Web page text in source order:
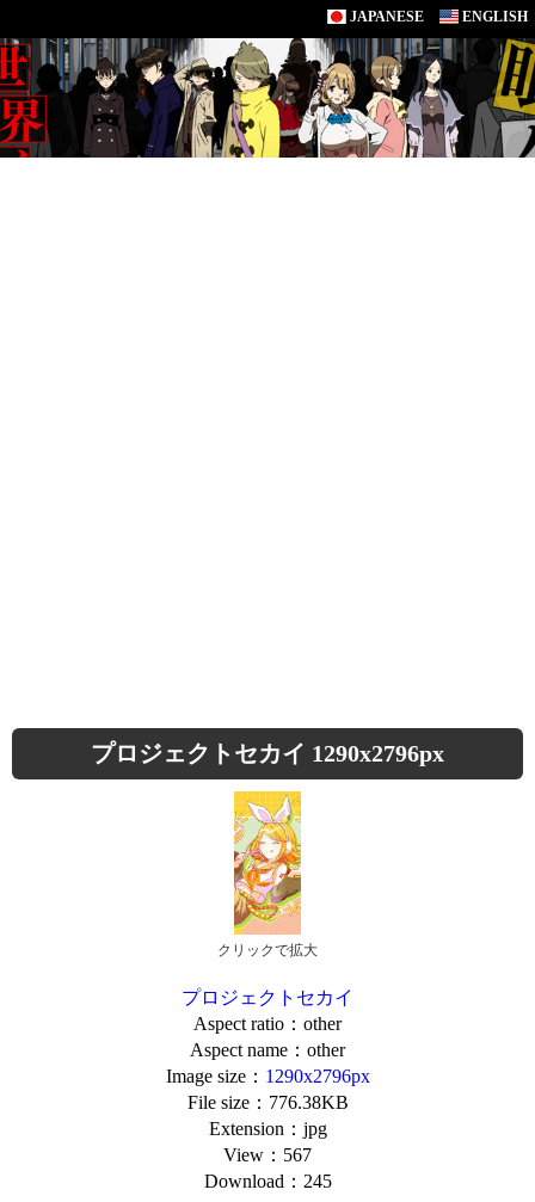
JAPANESE ENGLISH
プロジェクトセカイ 1290x2796px
クリックで拡大
プロジェクトセカイ
Aspect ratio：other
Aspect name：other
Image size： 1290x2796px
File size：776.38KB
Extension：jpg
View：567
Download：245